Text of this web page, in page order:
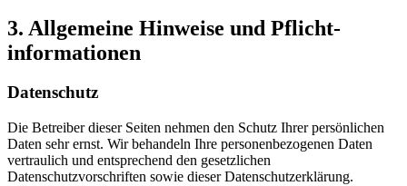
3. Allgemeine Hinweise und Pflicht­
informationen
Datenschutz
Die Betreiber dieser Seiten nehmen den Schutz Ihrer persönlichen
Daten sehr ernst. Wir behandeln Ihre personenbezogenen Daten
vertraulich und entsprechend den gesetzlichen
Datenschutzvorschriften sowie dieser Datenschutzerklärung.